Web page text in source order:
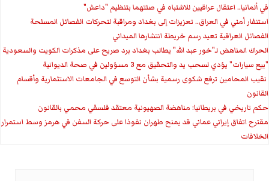
في ألمانيا.. اعتقال عراقيين للاشتباه في صلتهما بتنظيم "داعش"
استنفار أمني في العراق.. تعزيزات إلى بغداد ومراقبة لتحركات الفصائل المسلحة
الفصائل العراقية تعيد رسم خريطة انتشارها الميداني
الحراك المناهض لـ"خور عبد الله" يطالب بغداد برد صريح على مذكرات الكويت والسعودية
"بيع سيارات" يؤدي لسحب يد والتحقيق مع 3 مسؤولين في صحة الديوانية
‏ نقيب المحامين ترفع شكوى رسمية بشأن التوسع في الجامعات الاستثمارية وأقسام
القانون
حكم تاريخي في بريطانيا: مناهضة الصهيونية معتقد فلسفي محمي بالقانون
مقترح اتفاق إيراني عماني قد يمنح طهران نفوذا على حركة السفن في هرمز وسط استمرار
الخلافات